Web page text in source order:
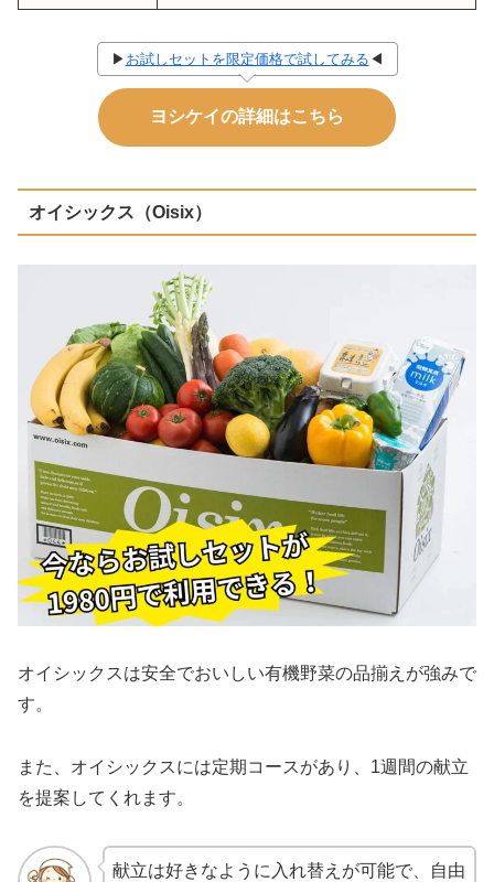
▶ お試しセットを限定価格で試してみる ◀
ヨシケイの詳細はこちら
オイシックス（Oisix）
オイシックスは安全でおいしい有機野菜の品揃えが強みで
す。
また、オイシックスには定期コースがあり、1週間の献立
を提案してくれます。
献立は好きなように入れ替えが可能で、自由